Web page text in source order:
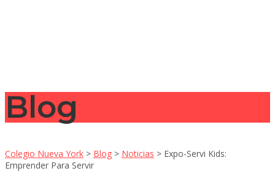
Blog
Colegio Nueva York > Blog > Noticias > Expo-Servi Kids:
Emprender Para Servir